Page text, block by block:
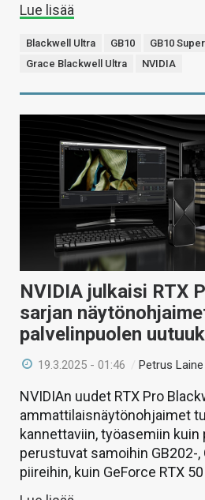
Lue lisää
Blackwell Ultra GB10 GB10
Grace Blackwell Ultra
NVIDIA
NVIDIA julkaisi RTX
sarjan
palvelinpuolen
19.3.2025 - 01:46 / Petrus Laine
NVIDIAn uudet RTX Pro
ammattilaisnäytönohjaimet
kannettaviin, työasemiin kuin
perustuvat samoihin GB202-,
piireihin, kuin GeForce RTX